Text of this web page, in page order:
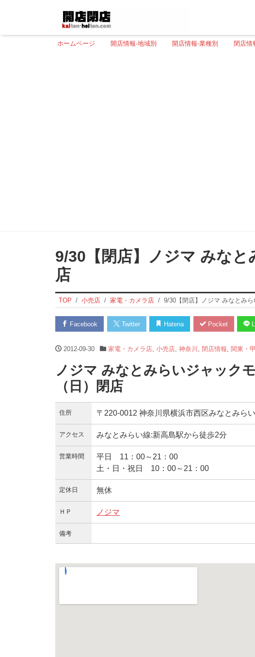
ホームページ 開店情報-地域別 開店情報-業種別 閉店情
9/30【閉店】ノジマ みな
店
TOP 小売店 家電・カメラ店 9/30【閉店】ノジマ みなとみ
Facebook Twitter Hatena Pocket
2012-09-30 家電・カメラ店, 小売店, 神奈川 閉店情報 関東・
ノジマ みなとみらいジャック
（日）閉店
住所 〒220-0012 神奈川県横浜市西区みなとみ
アクセス みなとみらい線:新高島駅から徒歩2分
営業時間
平日 11：00～21：00
土・日・祝日 10：00～21：00
定休日 無休
ＨＰ ノジマ
備考